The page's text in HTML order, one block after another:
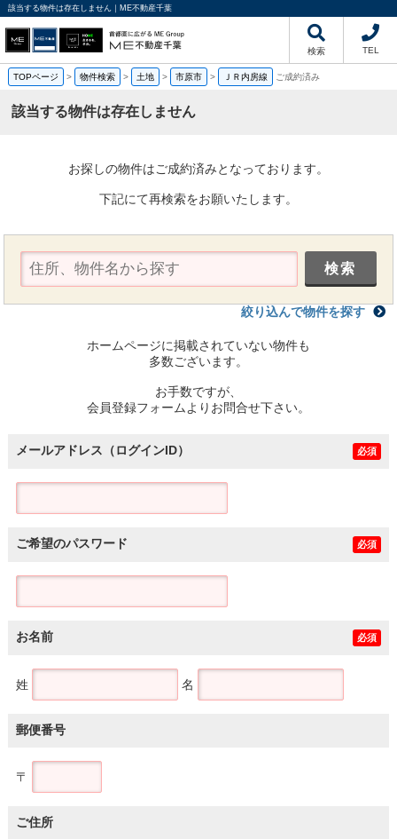
該当する物件は存在しません｜ME不動産千葉
検索 TEL
TOPページ > 物件検索 > 土地 > 市原市 > ＪＲ内房線 ご成約済み
該当する物件は存在しません
お探しの物件はご成約済みとなっております。
下記にて再検索をお願いたします。
絞り込んで物件を探す
ホームページに掲載されていない物件も
多数ございます。
お手数ですが、
会員登録フォームよりお問合せ下さい。
メールアドレス（ログインID） 必須
ご希望のパスワード 必須
お名前 必須
姓 名
郵便番号
〒
ご住所